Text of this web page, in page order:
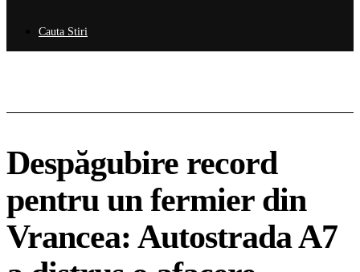
Cauta Stiri
Despăgubire record
pentru un fermier din
Vrancea: Autostrada A7